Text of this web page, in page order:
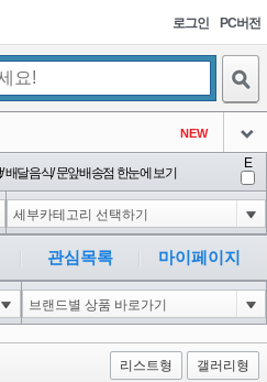
로그인 PC버전
NEW
아이콘
아이콘
아이콘
NEW
아이콘
-16
아이콘
배달음식/ 문앞배송점 한눈에 보기
E
관심목록 마이페이지
리스트형 갤러리형